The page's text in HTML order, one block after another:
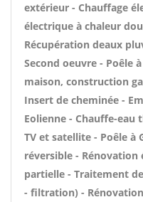
extérieur - Chauffage
électrique à chaleur
Récupération deaux
Second oeuvre - Poêle
maison, construction
Insert de cheminée -
Eolienne - Chauffe-
TV et satellite - Poêle à
réversible -
partielle - Traitement
- filtration) -